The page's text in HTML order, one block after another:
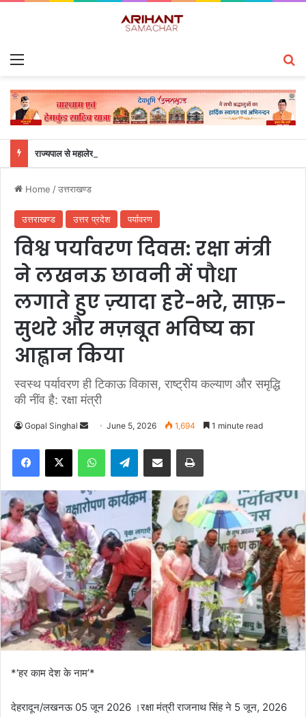
राज्यपाल से महालेखाकार, लेखापरीक्षा उत्तराखंड संजीव कुमार ने की शिष्टाचार भेंट
Home /उत्तराखण्ड
उत्तराखण्ड उत्तर प्रदेश पर्यावरण
विश्व पर्यावरण दिवस: रक्षा मंत्री
ने लखनऊ छावनी में पौधा
लगाते हुए ज़्यादा हरे-भरे, साफ़-
सुथरे और मज़बूत भविष्य का
आह्वान किया
स्वस्थ पर्यावरण ही टिकाऊ विकास, राष्ट्रीय कल्याण और समृद्धि
की नींव है: रक्षा मंत्री
Gopal Singhal
n
d
a
n
e
m
a
i
l
June 5, 2026 1,694 1 minute read
Telegram
*‘हर काम देश के नाम’*
देहरादून/लखनऊ 05 जून 2026 ।रक्षा मंत्री राजनाथ सिंह ने 5 जून, 2026